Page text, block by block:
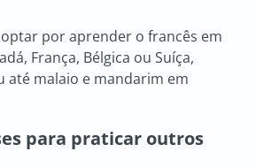
por aprender o francês em
França, Bélgica ou Suíça,
até malaio e mandarim em
para praticar outros